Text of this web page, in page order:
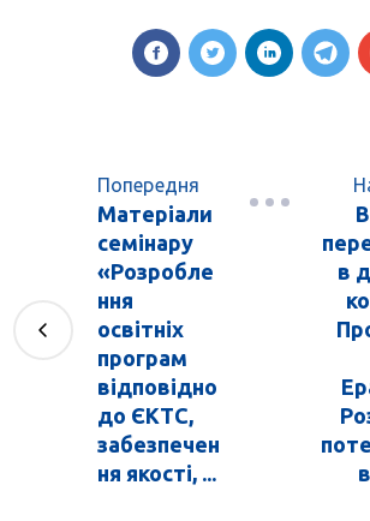
Попередня
Матеріали
семінару
«Розробле
ння
освітніх
програм
відповідно
до ЄКТС,
забезпечен
ня якості, ...
в